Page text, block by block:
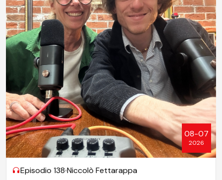
08-07
2026
Episodio 138 Niccolò Fettarappa